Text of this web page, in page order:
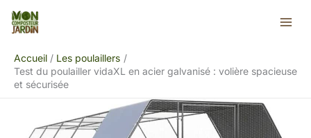
Aller
Accueil
Les poulaillers
Test du poulailler vidaXL en acier galvanisé : volière spacieuse
et sécurisée
Rechercher